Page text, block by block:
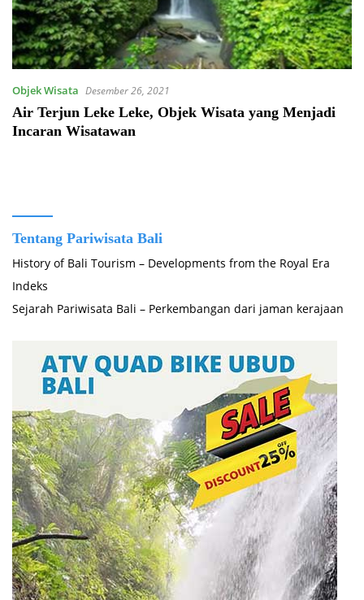
Objek Wisata Desember 26, 2021
Air Terjun Leke Leke, Objek Wisata yang Menjadi
Incaran Wisatawan
Tentang Pariwisata Bali
History of Bali Tourism – Developments from the Royal Era
Indeks
Sejarah Pariwisata Bali – Perkembangan dari jaman kerajaan